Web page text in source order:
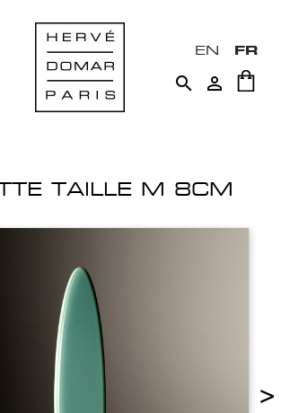
EN FR
 
TAILLE M 8CM
>